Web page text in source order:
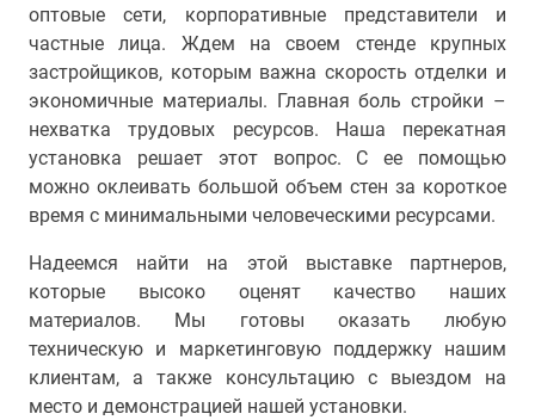
оптовые сети, корпоративные представители и
частные лица. Ждем на своем стенде крупных
застройщиков, которым важна скорость отделки и
экономичные материалы. Главная боль стройки –
нехватка трудовых ресурсов. Наша перекатная
установка решает этот вопрос. С ее помощью
можно оклеивать большой объем стен за короткое
время с минимальными человеческими ресурсами.
Надеемся найти на этой выставке партнеров,
которые высоко оценят качество наших
материалов. Мы готовы оказать любую
техническую и маркетинговую поддержку нашим
клиентам, а также консультацию с выездом на
место и демонстрацией нашей установки.